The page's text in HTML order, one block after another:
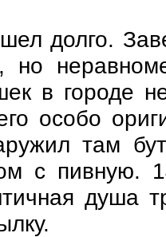
долго.
но
в городе
особо
там
с пивную.
душа